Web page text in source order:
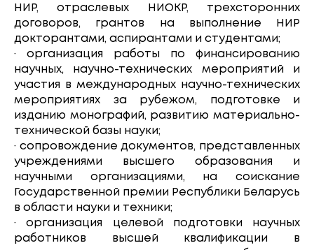
НИР, отраслевых НИОКР, трехсторонних
договоров, грантов на выполнение НИР
докторантами, аспирантами и студентами;
· организация работы по финансированию
научных, научно-технических мероприятий и
участия в международных научно-технических
мероприятиях за рубежом, подготовке и
изданию монографий, развитию материально-
технической базы науки;
· сопровождение документов, представленных
учреждениями высшего образования и
научными организациями, на соискание
Государственной премии Республики Беларусь
в области науки и техники;
· организация целевой подготовки научных
работников высшей квалификации в